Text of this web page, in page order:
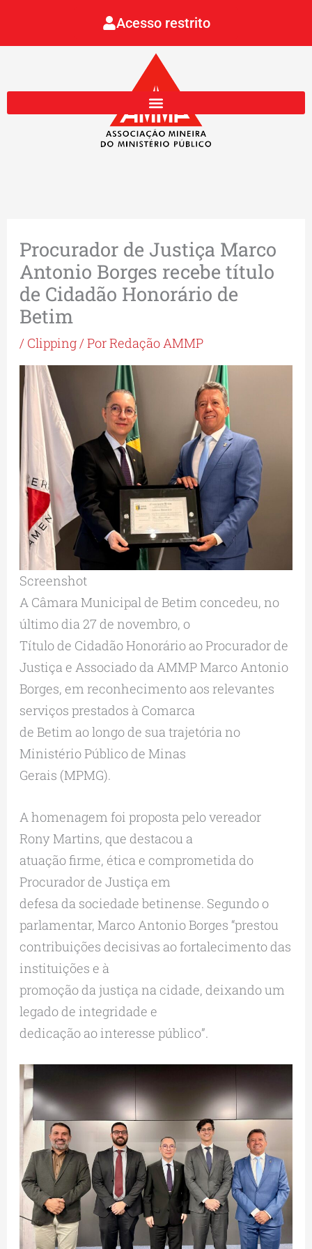
Acesso restrito
Procurador de Justiça Marco
Antonio Borges recebe título
de Cidadão Honorário de
Betim
/ Clipping/ PorRedação AMMP
Screenshot
A Câmara Municipal de Betim concedeu, no
último dia 27 de novembro, o
Título de Cidadão Honorário ao Procurador de
Justiça e Associado da AMMP Marco Antonio
Borges, em reconhecimento aos relevantes
serviços prestados à Comarca
de Betim ao longo de sua trajetória no
Ministério Público de Minas
Gerais (MPMG).
A homenagem foi proposta pelo vereador
Rony Martins, que destacou a
atuação firme, ética e comprometida do
Procurador de Justiça em
defesa da sociedade betinense. Segundo o
parlamentar, Marco Antonio Borges “prestou
contribuições decisivas ao fortalecimento das
instituições e à
promoção da justiça na cidade, deixando um
legado de integridade e
dedicação ao interesse público”.